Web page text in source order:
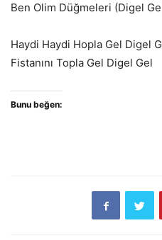
Ben Olim Düğmeleri (Digel
Haydi Haydi Hopla Gel Digel
Fistanını Topla Gel Digel Gel
Bunu beğen: